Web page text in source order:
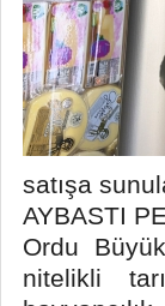
satışa
AYBASTI
Ordu
nitelikli